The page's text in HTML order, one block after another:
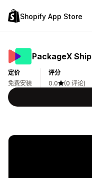
Shopify App Store
PackageX Ship
定价
免费安装
评分
0.0
(0 评论)